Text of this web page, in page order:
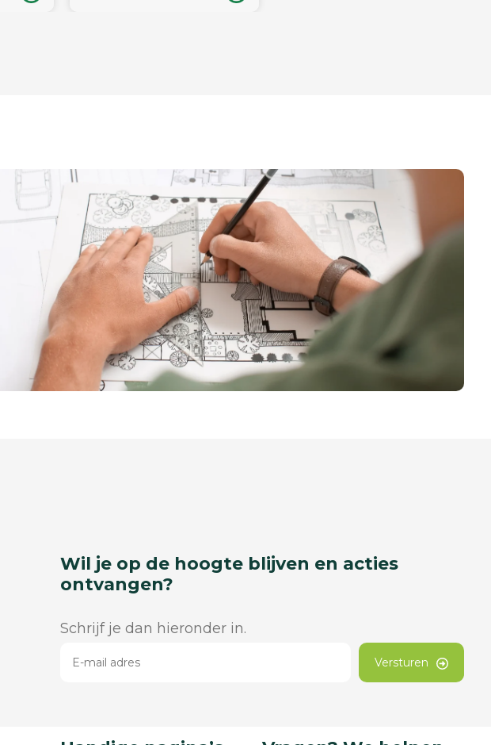
Wil je op de hoogte blijven en acties
ontvangen?
Schrijf je dan hieronder in.
Versturen